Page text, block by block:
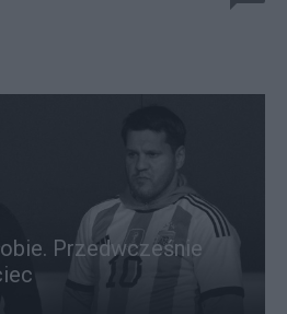
Przedwcześnie